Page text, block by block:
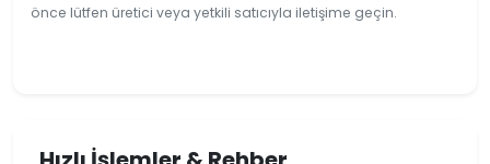
önce lütfen üretici veya yetkili satıcıyla iletişime geçin.